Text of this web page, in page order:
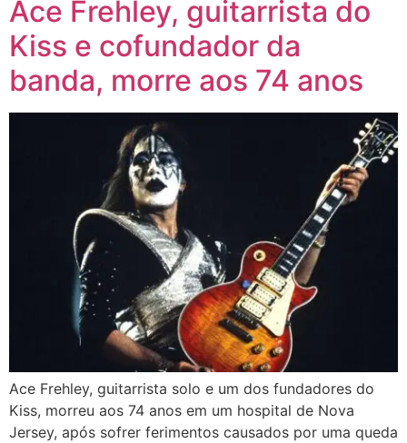
Ace Frehley, guitarrista do
Kiss e cofundador da
banda, morre aos 74 anos
Ace Frehley, guitarrista solo e um dos fundadores do
Kiss, morreu aos 74 anos em um hospital de Nova
Jersey, após sofrer ferimentos causados por uma queda